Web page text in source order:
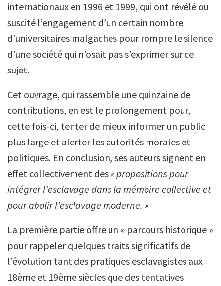
internationaux en 1996 et 1999, qui ont révélé ou
suscité l’engagement d’un certain nombre
d’universitaires malgaches pour rompre le silence
d’une société qui n’osait pas s’exprimer sur ce
sujet.
Cet ouvrage, qui rassemble une quinzaine de
contributions, en est le prolongement pour,
cette fois-ci, tenter de mieux informer un public
plus large et alerter les autorités morales et
politiques. En conclusion, ses auteurs signent en
effet collectivement des « propositions pour
intégrer l’esclavage dans la mémoire collective et
pour abolir l’esclavage moderne. »
La première partie offre un « parcours historique »
pour rappeler quelques traits significatifs de
l’évolution tant des pratiques esclavagistes aux
18ème et 19ème siècles que des tentatives